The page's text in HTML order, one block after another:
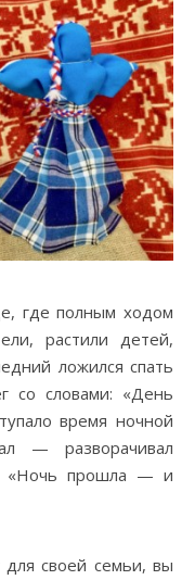
где полным ходом
растили детей,
ложился спать
со словами: «День
время ночной
— разворачивал
«Ночь прошла — и
для своей семьи, вы